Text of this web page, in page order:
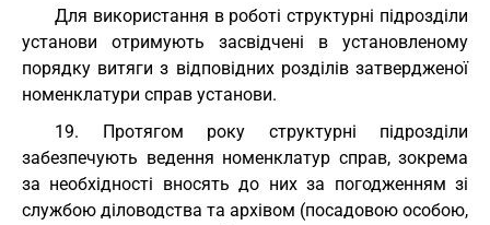
Для використання в роботі структурні підрозділи
установи отримують засвідчені в установленому
порядку витяги з відповідних розділів затвердженої
номенклатури справ установи.
19. Протягом року структурні підрозділи
забезпечують ведення номенклатур справ, зокрема
за необхідності вносять до них за погодженням зі
службою діловодства та архівом (посадовою особою,